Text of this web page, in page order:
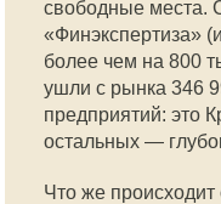
свободные места.
«Финэкспертиза»
более чем на 800
ушли с рынка 346
предприятий: это
остальных —
Что же